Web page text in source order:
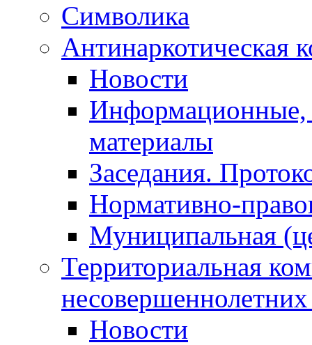
Символика
Антинаркотическая
Новости
Информационные,
материалы
Заседания.
Нормативно-
Муниципальная
Территориальная
Новости